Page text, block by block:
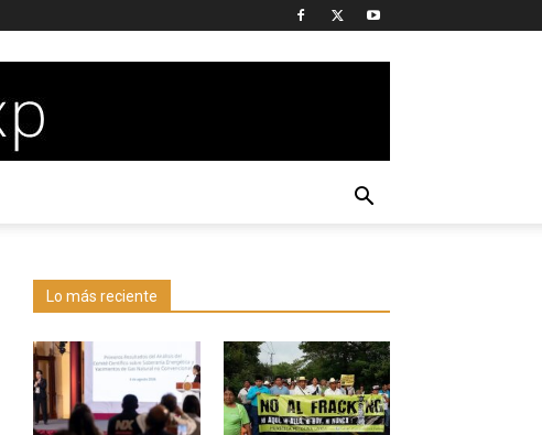
Lo más reciente